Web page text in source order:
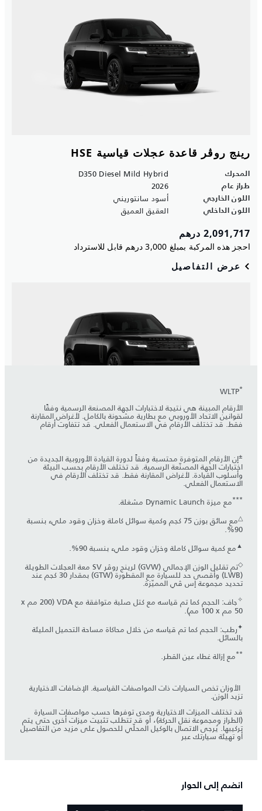
*
WLTP
الأرقام المبينة هي نتيجة لاختبارات الجهة المصنعة الرسمية وفقًا
لقوانين الاتحاد الأوروبي مع بطارية مشحونة بالكامل. لأغراض المقارنة
فقط. قد تختلف الأرقام في الاستعمال الفعلي. قد تتفاوت أرقام
±إن الأرقام المتوفرة محتسبة وفقاً لدورة القيادة الأوروبية الجديدة من
اختبارات الجهة المصنّعة الرسمية. قد تختلف الأرقام بحسب البيئة
وأسلوب القيادة. لأغراض المقارنة فقط. قد تختلف الأرقام في
الاستعمال الفعلي.
***مع ميزة Dynamic Launch مشغلة.
△ مع سائق بوزن 75 كجم وكمية سوائل كاملة وخزان وقود مليء بنسبة
90%.
▲مع كمية سوائل كاملة وخزان وقود مليء بنسبة 90%.
◇ تم تقليل الوزن الإجمالي (GVW) لرينج روڤر SV معة العجلات الطويلة
(LWB) وأقصى حد للسيارة مع المقطورة (GTW) بمقدار 30 كجم عند
تحديد مجموعة إس ڤي المميّزة.
✧ جاف: الحجم كما تم قياسه مع كتل صلبة متوافقة مع VDA (‏200 مم x
✦رطب: الحجم كما تم قياسه من خلال محاكاة مساحة التحميل المليئة
بالسائل.
**مع إزالة غطاء عين القطر.
​ الأوزان تخص السيارات ذات المواصفات القياسية. الإضافات الاختيارية
تزيد الوزن.
قد تختلف الميزات الاختيارية ومدى توفرها حسب مواصفات السيارة
(الطراز ومجموعة نقل الحركة)، أو قد تتطلب تثبيت ميزات أخرى حتى يتم
تركيبها. يُرجى الاتصال بالوكيل المحلّي للحصول على مزيد من التفاصيل
أو تهيئة سيارتك عبر
انضم إلى الحوار